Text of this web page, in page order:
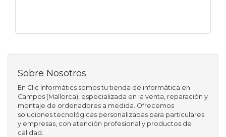
Sobre Nosotros
En Clic Informàtics somos tu tienda de informática en
Campos (Mallorca), especializada en la venta, reparación y
montaje de ordenadores a medida. Ofrecemos
soluciones tecnológicas personalizadas para particulares
y empresas, con atención profesional y productos de
calidad.